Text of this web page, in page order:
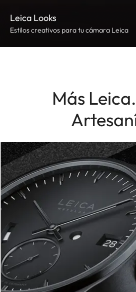
Leica Looks
Estilos creativos para tu cámara Leica
Más